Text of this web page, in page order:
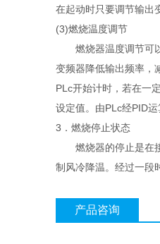
在起动时只要调节输出
(3)燃烧温度调节
燃烧器温度调节可以
变频器降低输出频率，
PLc开始计时，若在一
设定值。由PLc经PID
3．燃烧停止状态
燃烧器的停止是在接
制风冷降温。经过一段
产品咨询